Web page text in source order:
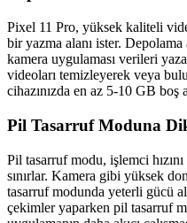
Pixel 11 Pro, yüksek kaliteli
bir yazma alanı ister. Depolama
kamera uygulaması verileri
videoları temizleyerek veya
cihazınızda en az 5-10 GB boş
Pil Tasarruf Moduna
Pil tasarruf modu, işlemci
sınırlar. Kamera gibi yüksek
tasarruf modunda yeterli gücü
çekimler yaparken pil tasarruf